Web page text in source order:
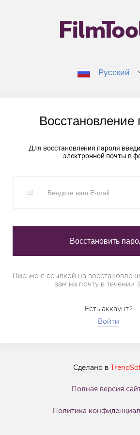
Русский
Восстановление
Для восстановления пароля
электронной почты в
Письмо с ссылкой на
вам на почту в течении
Есть аккаунт?
Войти
Сделано в
Полная версия
Политика